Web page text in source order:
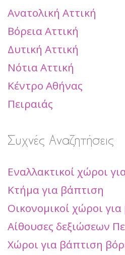
Ανατολική Αττική
Βόρεια Αττική
Δυτική Αττική
Νότια Αττική
Κέντρο Αθήνας
Πειραιάς
Συχνές Αναζητήσεις
Εναλλακτικοί χώροι
Κτήμα για βάπτιση
Οικονομικοί χώροι
Αίθουσες δεξιώσεων
Χώροι για βάπτιση